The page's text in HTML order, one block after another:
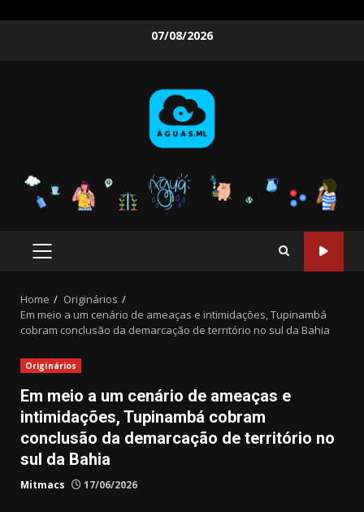
07/08/2026
PRIMARY
Home
Originários
Em meio a um cenário de ameaças e intimidações, Tupinambá
cobram conclusão da demarcação de território no sul da Bahia
Originários
Em meio a um cenário de ameaças e
intimidações, Tupinambá cobram
conclusão da demarcação de território no
sul da Bahia
Mitmacs 17/06/2026